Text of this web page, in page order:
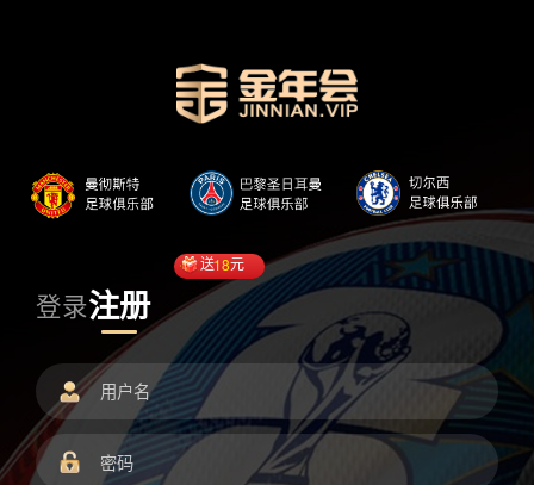
登录注册
送18元